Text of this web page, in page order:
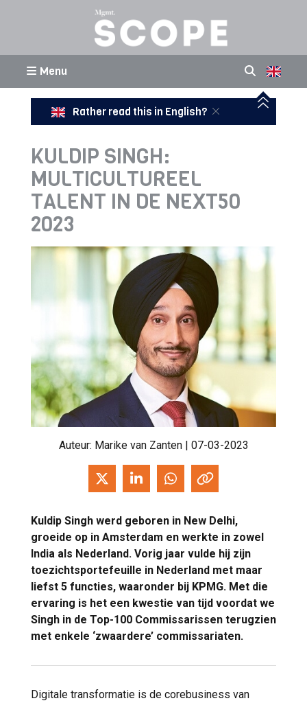
Menu
Rather read this in English?
KULDIP SINGH:
MULTICULTUREEL
TALENT IN DE NEXT50
2023
Auteur: Marike van Zanten| 07-03-2023
Kuldip Singh werd geboren in New Delhi,
groeide op in Amsterdam en werkte in zowel
India als Nederland. Vorig jaar vulde hij zijn
toezichtsportefeuille in Nederland met maar
liefst 5 functies, waaronder bij KPMG. Met die
ervaring is het een kwestie van tijd voordat we
Singh in de Top-100 Commissarissen terugzien
met enkele ‘zwaardere’ commissariaten.
Digitale transformatie is de corebusiness van